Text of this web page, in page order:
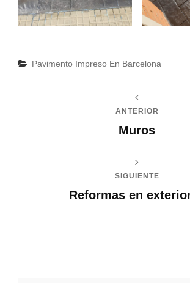
Categorías
Pavimento Impreso En Barcelona
ANTERIOR
Muros
SIGUIENTE
Reformas en